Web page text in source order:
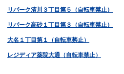
リパーク清川３丁目第５（自転車禁止）
リパーク高砂１丁目第３（自転車禁止）
大名１丁目第１（自転車禁止）
レジディア薬院大通（自転車禁止）